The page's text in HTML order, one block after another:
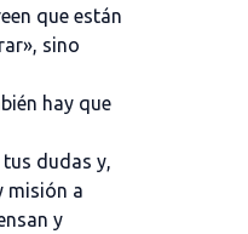
que están
sino
hay que
dudas y,
misión a
y